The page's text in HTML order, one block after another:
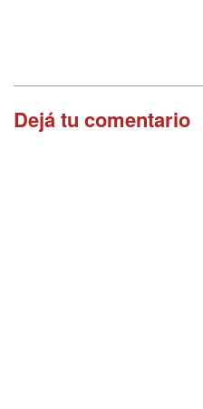
Dejá tu comentario